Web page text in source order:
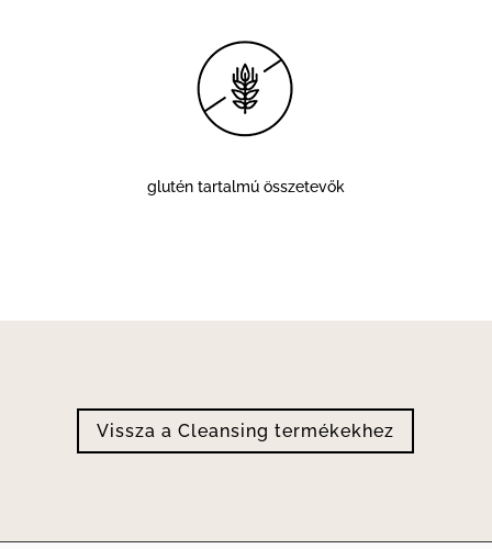
glutén tartalmú összetevők
Vissza a Cleansing termékekhez